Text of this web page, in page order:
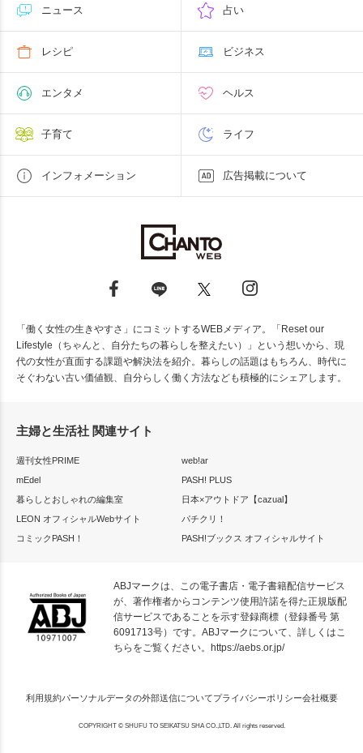
ニュース 占い
レシピ ビジネス
エンタメ ヘルス
子育て ライフ
インフォメーション 広告掲載について
「働く女性の生きやすさ」にコミットするWEBメディア。「Reset our
Lifestyle（ちゃんと、自分たちの暮らしを整えたい）」という想いから、現
代の女性が直面する課題や解決法を紹介。暮らしの話題はもちろん、時代に
そぐわない古い価値観、自分らしく働く方法なども積極的にシェアします。
主婦と生活社 関連サイト
週刊女性PRIME
web!ar
mEdel
PASH! PLUS
暮らしとおしゃれの編集室
日本×アウトドア【cazual】
LEON オフィシャルWebサイト
パチクリ！
コミックPASH！
PASH!ブックス オフィシャルサイト
ABJマークは、この電子書店・電子書籍配信サービス
が、著作権者からコンテンツ使用許諾を得た正規版配
信サービスであることを示す登録商標（登録番号 第
6091713号）です。ABJマークについて、詳しくはこ
ちらをご覧ください。 https://aebs.or.jp/
利用規約パーソナルデータの外部送信についてプライバシーポリシー会社概要
COPYRIGHT © SHUFU TO SEIKATSU SHA CO.,LTD. All rights reserved.